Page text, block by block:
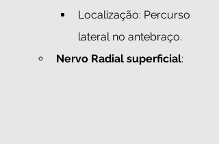
Localização: Percurso
lateral no antebraço.
Nervo Radial superficial: